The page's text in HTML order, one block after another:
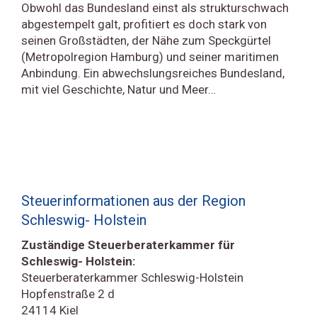
Obwohl das Bundesland einst als strukturschwach
abgestempelt galt, profitiert es doch stark von
seinen Großstädten, der Nähe zum Speckgürtel
(Metropolregion Hamburg) und seiner maritimen
Anbindung. Ein abwechslungsreiches Bundesland,
mit viel Geschichte, Natur und Meer…
Steuerinformationen aus der Region
Schleswig- Holstein
Zuständige Steuerberaterkammer für
Schleswig- Holstein:
Steuerberaterkammer Schleswig-Holstein
Hopfenstraße 2 d
24114 Kiel